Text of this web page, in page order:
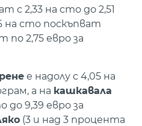
с 2,33 на сто до 2,51
на сто поскъпват
по 2,75 евро за
е надолу с 4,05 на
а на кашкавала
до 9,39 евро за
(3 и над 3 процента